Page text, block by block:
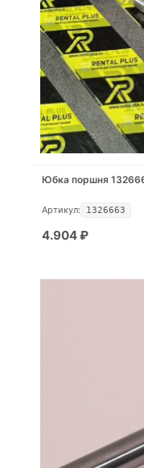
Юбка поршня
Артикул: 1326663
4.904₽